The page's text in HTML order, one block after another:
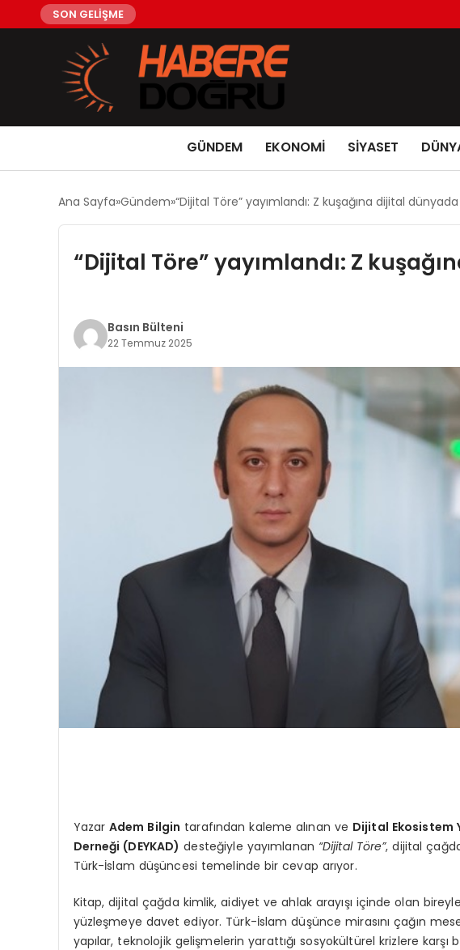
SON GELİŞME
GÜNDEM EKONOMİ SİYASET
Ana Sayfa Gündem “Dijital Töre” yayımlandı: Z kuşağına dijital
“Dijital Töre” yayımlandı: Z
Basın Bülteni
22 Temmuz 2025
YazarAdem Bilgin tarafından kaleme alınan ve Dijital Ekosistem
Derneği (DEYKAD) desteğiyle yayımlanan “Dijital Töre”, dijital
Türk-İslam düşüncesi temelinde bir cevap arıyor.
Kitap, dijital çağda kimlik, aidiyet ve ahlak arayışı içinde olan
yüzleşmeye davet ediyor. Türk-İslam düşünce mirasını çağın
yapılar, teknolojik gelişmelerin yarattığı sosyokültürel krizlere